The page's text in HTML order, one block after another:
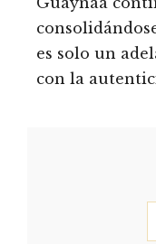
es solo un
con la